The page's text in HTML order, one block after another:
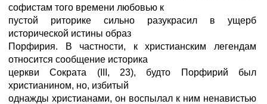
софистам того времени любовью к
пустой риторике сильно разукрасил в ущерб
исторической истины образ
Порфирия. В частности, к христианским легендам
относится сообщение историка
церкви Сократа (III, 23), будто Порфирий был
христианином, но, избитый
однажды христианами, он воспылал к ним ненавистью